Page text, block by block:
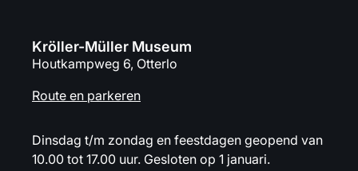
Kröller-Müller Museum
Houtkampweg 6, Otterlo
Route en parkeren
Dinsdag t/m zondag en feestdagen geopend van
10.00 tot 17.00 uur. Gesloten op 1 januari.